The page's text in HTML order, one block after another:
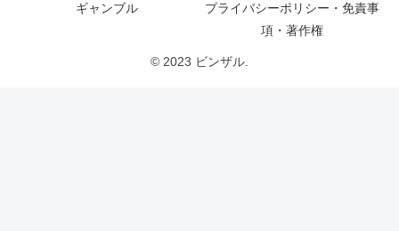
ギャンブル
プライバシーポリシー・免責事
項・著作権
© 2023 ビンザル.